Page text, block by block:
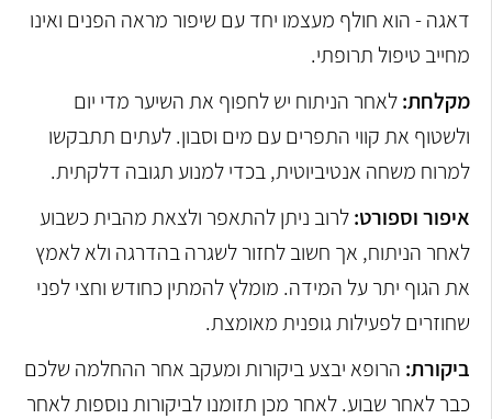
דאגה - הוא חולף מעצמו יחד עם שיפור מראה הפנים ואינו
מחייב טיפול תרופתי.
מקלחת:לאחר הניתוח יש לחפוף את השיער מדי יום
ולשטוף את קווי התפרים עם מים וסבון. לעתים תתבקשו
למרוח משחה אנטיביוטית, בכדי למנוע תגובה דלקתית.
איפור וספורט:לרוב ניתן להתאפר ולצאת מהבית כשבוע
לאחר הניתוח, אך חשוב לחזור לשגרה בהדרגה ולא לאמץ
את הגוף יתר על המידה. מומלץ להמתין כחודש וחצי לפני
שחוזרים לפעילות גופנית מאומצת.
ביקורת: הרופא יבצע ביקורות ומעקב אחר ההחלמה שלכם
כבר לאחר שבוע. לאחר מכן תזומנו לביקורות נוספות לאחר